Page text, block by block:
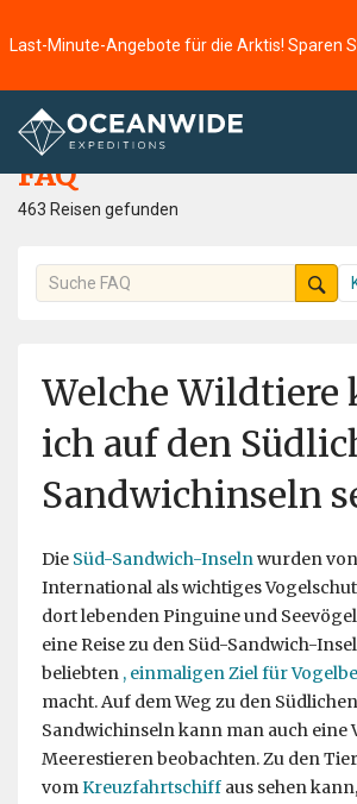
Startseite
FAQ
463 Reisen gefunden
Welche Wildtiere
ich auf den
Sandwichinseln
Die Süd-Sandwich-Inselnwurden
International als wichtiges
dort lebenden Pinguine und
eine Reise zu den Süd-Sandwich-
beliebten , einmaligen Ziel für
macht. Auf dem Weg zu den Südlichen
Sandwichinseln kann man auch eine
Meerestieren beobachten. Zu den
vomKreuzfahrtschiff aus sehen